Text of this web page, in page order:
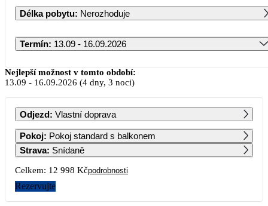
Délka pobytu: Nerozhoduje
Termín: 13.09 - 16.09.2026
Září 2026
PO ÚT ST ČT PÁ SO NE
1
17 139
2
17 139
3
17 139
4 5 6
14 879
7
14 879
8
14 549
9
14 229
10 11 12 13
14
6 499 6 499 6 499 6 499 6 499 6 499 6 499
Nejlepší možnost v tomto období:
13.09 - 16.09.2026 (4 dny, 3 noci)
Odjezd: Vlastní doprava
Pokoj:
Pokoj standard s balkonem
Strava: Snídaně
Celkem: 12 998 Kčpodrobnosti
Rezervujte